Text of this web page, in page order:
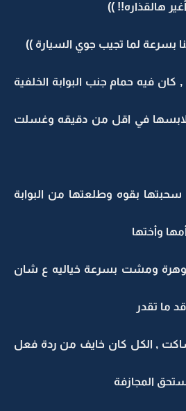
هالقذاره!! ))
بسرعة لما تجيب جوي السيارة ))
كان فيه حمام جنب البوابة الخلفية
في اقل من دقيقه وغسلت
سحبتها بقوه وطلعتها من البوابة
وأختها
ومشت بسرعة خياليه ع شان
ما تقدر
, الكل كان خايف من ردة فعل
المجازفة